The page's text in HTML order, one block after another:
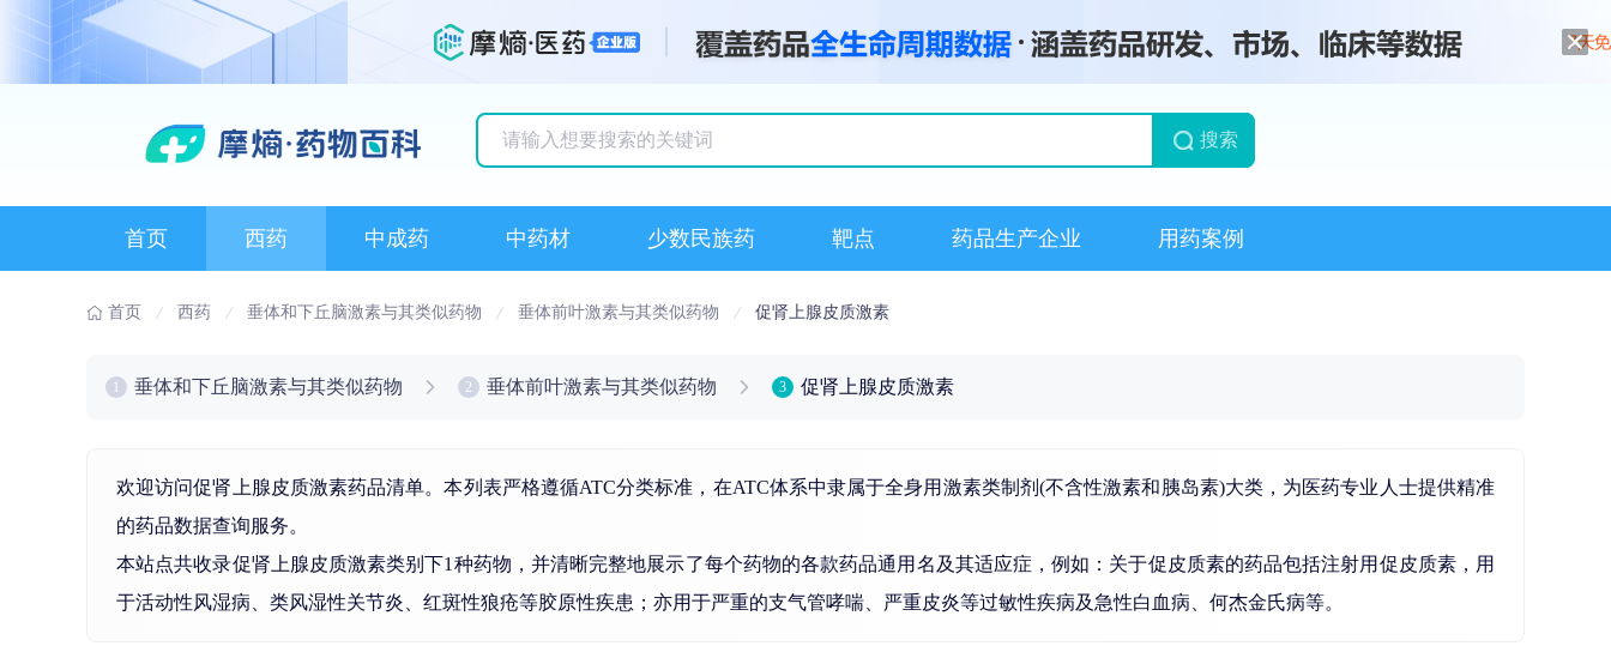
搜索
首页 西药 中成药 中药材 少数民族药 靶点 药品生产企业 用药案例
首页 西药 垂体和下丘脑激素与其类似药物 垂体前叶激素与其类似药物 促肾上腺皮质激素
垂体和下丘脑激素与其类似药物 2 垂体前叶激素与其类似药物 3 促肾上腺皮质激素
欢迎访问促肾上腺皮质激素药品清单。本列表严格遵循ATC分类标准，在ATC体系中隶属于全身用激素类制剂(不含性激素和胰岛素)大类，为医药专业人士提供精准
的药品数据查询服务。
本站点共收录促肾上腺皮质激素类别下1种药物，并清晰完整地展示了每个药物的各款药品通用名及其适应症，例如：关于促皮质素的药品包括注射用促皮质素，用
于活动性风湿病、类风湿性关节炎、红斑性狼疮等胶原性疾患；亦用于严重的支气管哮喘、严重皮炎等过敏性疾病及急性白血病、何杰金氏病等。